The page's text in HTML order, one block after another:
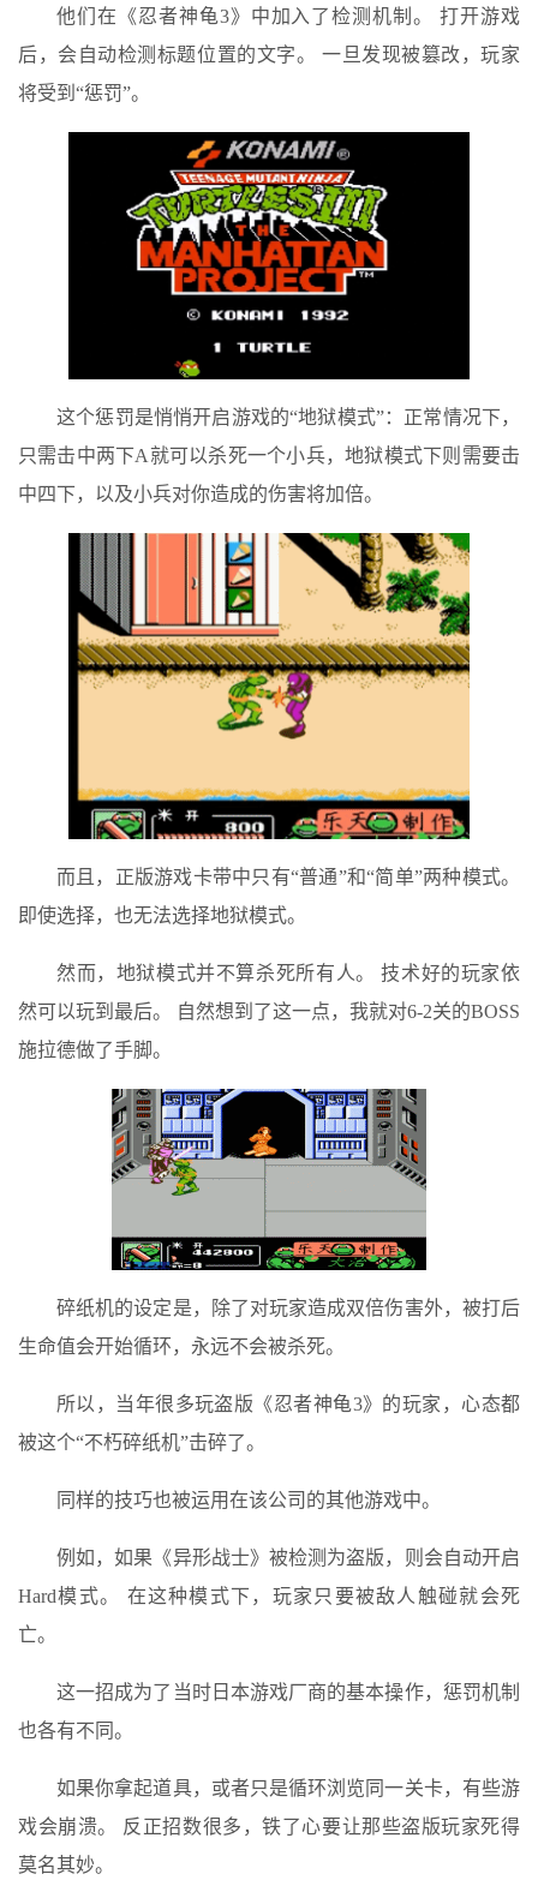
他们在《忍者神龟3》中加入了检测机制。 打开游戏
后，会自动检测标题位置的文字。 一旦发现被篡改，玩家
将受到“惩罚”。
这个惩罚是悄悄开启游戏的“地狱模式”：正常情况下，
只需击中两下A就可以杀死一个小兵，地狱模式下则需要击
中四下，以及小兵对你造成的伤害将加倍。
而且，正版游戏卡带中只有“普通”和“简单”两种模式。
即使选择，也无法选择地狱模式。
然而，地狱模式并不算杀死所有人。 技术好的玩家依
然可以玩到最后。 自然想到了这一点，我就对6-2关的BOSS
施拉德做了手脚。
碎纸机的设定是，除了对玩家造成双倍伤害外，被打后
生命值会开始循环，永远不会被杀死。
所以，当年很多玩盗版《忍者神龟3》的玩家，心态都
被这个“不朽碎纸机”击碎了。
同样的技巧也被运用在该公司的其他游戏中。
例如，如果《异形战士》被检测为盗版，则会自动开启
Hard模式。 在这种模式下，玩家只要被敌人触碰就会死
亡。
这一招成为了当时日本游戏厂商的基本操作，惩罚机制
也各有不同。
如果你拿起道具，或者只是循环浏览同一关卡，有些游
戏会崩溃。 反正招数很多，铁了心要让那些盗版玩家死得
莫名其妙。